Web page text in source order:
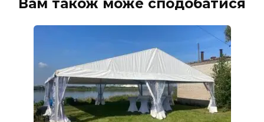
Вам також може сподобатися